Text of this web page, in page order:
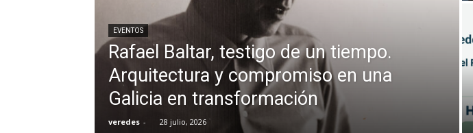
EVENTOS
Rafael Baltar, testigo de un tiempo.
Arquitectura y compromiso en una
Galicia en transformación
veredes - 28 julio, 2026